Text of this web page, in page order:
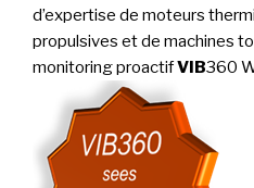
d’expertise de moteurs
propulsives et de machines
monitoring proactifVIB360